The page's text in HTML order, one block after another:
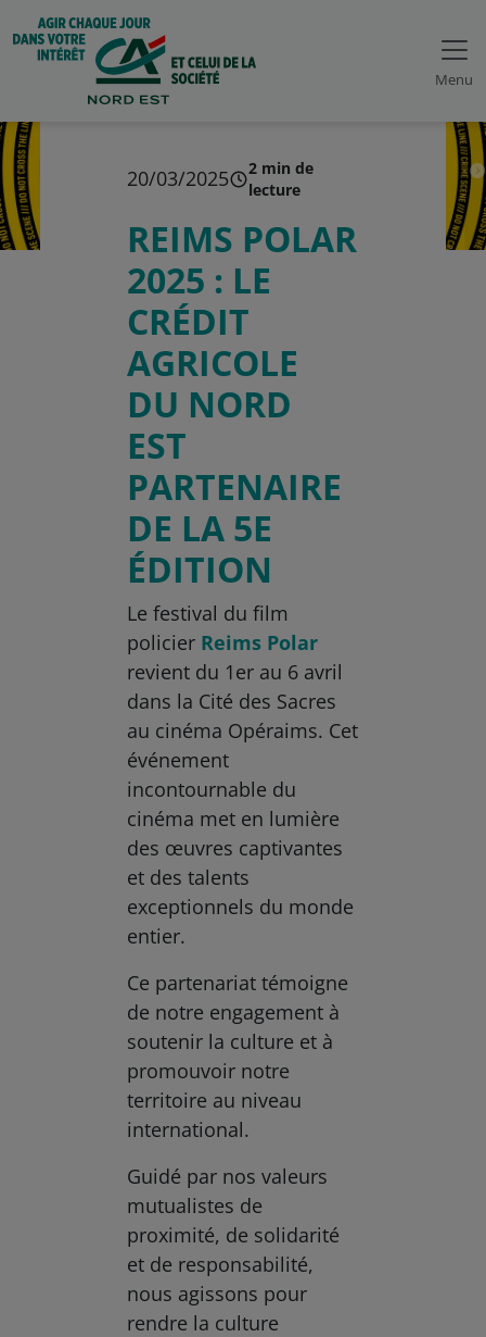
Menu
20/03/2025
2 min de
lecture
REIMS POLAR
2025 : LE
CRÉDIT
AGRICOLE
DU NORD
EST
PARTENAIRE
DE LA 5E
ÉDITION
Le festival du film
policier Reims Polar
revient du 1er au 6 avril
dans la Cité des Sacres
au cinéma Opéraims. Cet
événement
incontournable du
cinéma met en lumière
des œuvres captivantes
et des talents
exceptionnels du monde
entier.
Ce partenariat témoigne
de notre engagement à
soutenir la culture et à
promouvoir notre
territoire au niveau
international.
Guidé par nos valeurs
mutualistes de
proximité, de solidarité
et de responsabilité,
nous agissons pour
rendre la culture